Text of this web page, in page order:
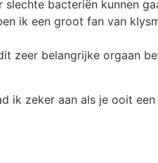
bacteriën kunnen
ik een groot fan van
zeer belangrijke orgaan
ik zeker aan als je ooit